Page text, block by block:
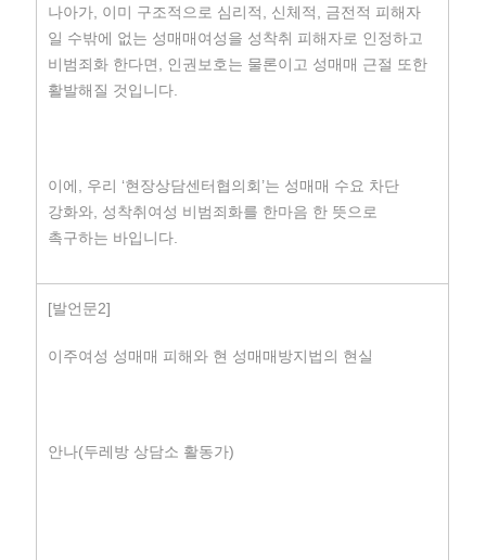
나아가, 이미 구조적으로 심리적, 신체적, 금전적 피해자
일 수밖에 없는 성매매여성을 성착취 피해자로 인정하고
비범죄화 한다면, 인권보호는 물론이고 성매매 근절 또한
활발해질 것입니다.
이에, 우리 ‘현장상담센터협의회’는 성매매 수요 차단
강화와, 성착취여성 비범죄화를 한마음 한 뜻으로
촉구하는 바입니다.
[발언문2]
이주여성 성매매 피해와 현 성매매방지법의 현실
안나(두레방 상담소 활동가)